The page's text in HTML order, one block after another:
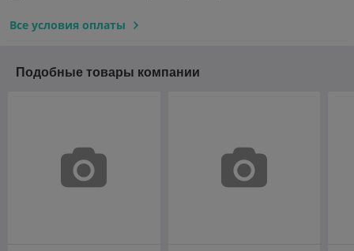
Все условия оплаты
Подобные товары компании